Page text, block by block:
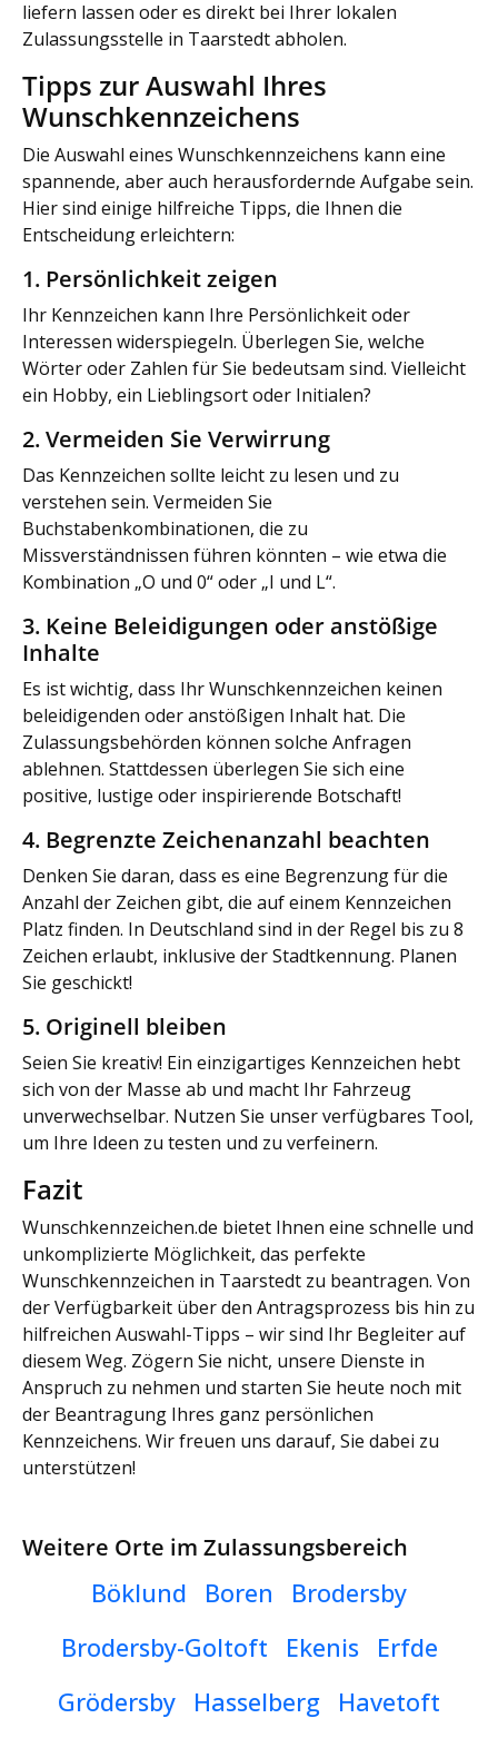
liefern lassen oder es direkt bei Ihrer lokalen
Zulassungsstelle in Taarstedt abholen.
Tipps zur Auswahl Ihres
Wunschkennzeichens
Die Auswahl eines Wunschkennzeichens kann eine
spannende, aber auch herausfordernde Aufgabe sein.
Hier sind einige hilfreiche Tipps, die Ihnen die
Entscheidung erleichtern:
1. Persönlichkeit zeigen
Ihr Kennzeichen kann Ihre Persönlichkeit oder
Interessen widerspiegeln. Überlegen Sie, welche
Wörter oder Zahlen für Sie bedeutsam sind. Vielleicht
ein Hobby, ein Lieblingsort oder Initialen?
2. Vermeiden Sie Verwirrung
Das Kennzeichen sollte leicht zu lesen und zu
verstehen sein. Vermeiden Sie
Buchstabenkombinationen, die zu
Missverständnissen führen könnten – wie etwa die
Kombination „O und 0“ oder „I und L“.
3. Keine Beleidigungen oder anstößige
Inhalte
Es ist wichtig, dass Ihr Wunschkennzeichen keinen
beleidigenden oder anstößigen Inhalt hat. Die
Zulassungsbehörden können solche Anfragen
ablehnen. Stattdessen überlegen Sie sich eine
positive, lustige oder inspirierende Botschaft!
4. Begrenzte Zeichenanzahl beachten
Denken Sie daran, dass es eine Begrenzung für die
Anzahl der Zeichen gibt, die auf einem Kennzeichen
Platz finden. In Deutschland sind in der Regel bis zu 8
Zeichen erlaubt, inklusive der Stadtkennung. Planen
Sie geschickt!
5. Originell bleiben
Seien Sie kreativ! Ein einzigartiges Kennzeichen hebt
sich von der Masse ab und macht Ihr Fahrzeug
unverwechselbar. Nutzen Sie unser verfügbares Tool,
um Ihre Ideen zu testen und zu verfeinern.
Fazit
Wunschkennzeichen.de bietet Ihnen eine schnelle und
unkomplizierte Möglichkeit, das perfekte
Wunschkennzeichen in Taarstedt zu beantragen. Von
der Verfügbarkeit über den Antragsprozess bis hin zu
hilfreichen Auswahl-Tipps – wir sind Ihr Begleiter auf
diesem Weg. Zögern Sie nicht, unsere Dienste in
Anspruch zu nehmen und starten Sie heute noch mit
der Beantragung Ihres ganz persönlichen
Kennzeichens. Wir freuen uns darauf, Sie dabei zu
unterstützen!
Weitere Orte im Zulassungsbereich
Böklund Boren
Brodersby
Brodersby-Goltoft
Ekenis
Erfde
Grödersby
Hasselberg
Havetoft